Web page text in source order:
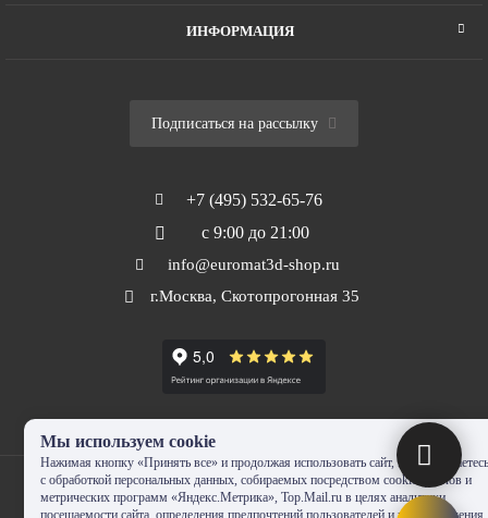
ИНФОРМАЦИЯ
Подписаться на рассылку
+7 (495) 532-65-76
с 9:00 до 21:00
info@euromat3d-shop.ru
г.Москва, Скотопрогонная 35
Мы используем cookie
Нажимая кнопку «Принять все» и продолжая использовать сайт, Вы
с обработкой персональных данных, собираемых посредством cookie-файлов и
метрических программ «Яндекс.Метрика», Top.Mail.ru в целях аналитики
посещаемости сайта, определения предпочтений пользователей и предоставления